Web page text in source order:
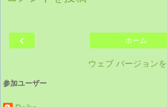
‹ ホーム
ウェブ バージョン
参加ユーザー